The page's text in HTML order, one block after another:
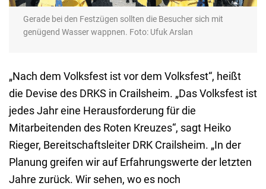
Gerade bei den Festzügen sollten die Besucher sich mit
genügend Wasser wappnen. Foto: Ufuk Arslan
„Nach dem Volksfest ist vor dem Volksfest“, heißt
die Devise des DRKS in Crailsheim. „Das Volksfest ist
jedes Jahr eine Herausforderung für die
Mitarbeitenden des Roten Kreuzes“, sagt Heiko
Rieger, Bereitschaftsleiter DRK Crailsheim. „In der
Planung greifen wir auf Erfahrungswerte der letzten
Jahre zurück. Wir sehen, wo es noch